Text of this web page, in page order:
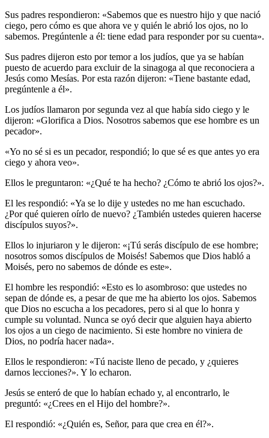
Sus padres respondieron: «Sabemos que es nuestro hijo y que nació
ciego, pero cómo es que ahora ve y quién le abrió los ojos, no lo
sabemos. Pregúntenle a él: tiene edad para responder por su cuenta».
Sus padres dijeron esto por temor a los judíos, que ya se habían
puesto de acuerdo para excluir de la sinagoga al que reconociera a
Jesús como Mesías. Por esta razón dijeron: «Tiene bastante edad,
pregúntenle a él».
Los judíos llamaron por segunda vez al que había sido ciego y le
dijeron: «Glorifica a Dios. Nosotros sabemos que ese hombre es un
pecador».
«Yo no sé si es un pecador, respondió; lo que sé es que antes yo era
ciego y ahora veo».
Ellos le preguntaron: «¿Qué te ha hecho? ¿Cómo te abrió los ojos?».
El les respondió: «Ya se lo dije y ustedes no me han escuchado.
¿Por qué quieren oírlo de nuevo? ¿También ustedes quieren hacerse
discípulos suyos?».
Ellos lo injuriaron y le dijeron: «¡Tú serás discípulo de ese hombre;
nosotros somos discípulos de Moisés! Sabemos que Dios habló a
Moisés, pero no sabemos de dónde es este».
El hombre les respondió: «Esto es lo asombroso: que ustedes no
sepan de dónde es, a pesar de que me ha abierto los ojos. Sabemos
que Dios no escucha a los pecadores, pero si al que lo honra y
cumple su voluntad. Nunca se oyó decir que alguien haya abierto
los ojos a un ciego de nacimiento. Si este hombre no viniera de
Dios, no podría hacer nada».
Ellos le respondieron: «Tú naciste lleno de pecado, y ¿quieres
darnos lecciones?». Y lo echaron.
Jesús se enteró de que lo habían echado y, al encontrarlo, le
preguntó: «¿Crees en el Hijo del hombre?».
El respondió: «¿Quién es, Señor, para que crea en él?».